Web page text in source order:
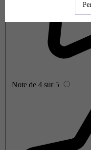
Note de 4 sur 5